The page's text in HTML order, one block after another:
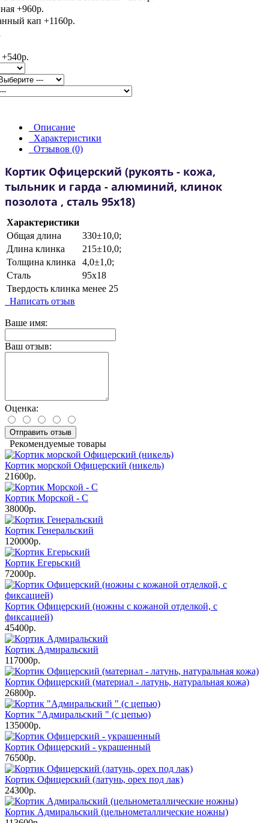
Описание
Характеристики
Отзывов (0)
Кортик Офицерский (рукоять - кожа,
тыльник и гарда - алюминий, клинок
позолота , сталь 95х18)
Характеристики
Общая длина
330±10,0;
Длина клинка
215±10,0;
Толщина клинка
4,0±1,0;
Сталь
95х18
Твердость клинка менее 25
Написать отзыв
Ваше имя:
Ваш отзыв:
Оценка:
Отправить отзыв
Рекомендуемые товары
Кортик морской Офицерский (никель)
21600р.
Кортик Морской - С
38000р.
Кортик Генеральский
120000р.
Кортик Егерьский
72000р.
Кортик Офицерский (ножны с кожаной отделкой, с
фиксацией)
45400р.
Кортик Адмиральский
117000р.
Кортик Офицерский (материал - латунь, натуральная кожа)
26800р.
Кортик "Адмиральский " (с цепью)
135000р.
Кортик Офицерский - украшенный
76500р.
Кортик Офицерский (латунь, орех под лак)
24300р.
Кортик Адмиральский (цельнометаллические ножны)